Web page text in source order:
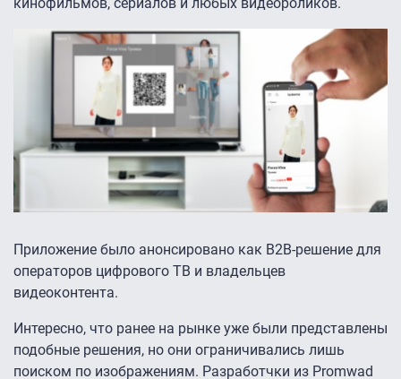
Приложение было анонсировано как B2B-решение для
операторов цифрового ТВ и владельцев
видеоконтента.
Интересно, что ранее на рынке уже были представлены
подобные решения, но они ограничивались лишь
поиском по изображениям. Разработчки из Promwad